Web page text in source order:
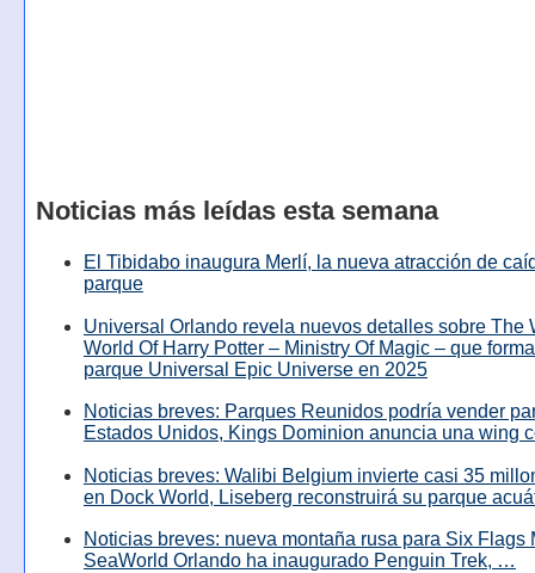
Noticias más leídas esta semana
El Tibidabo inaugura Merlí, la nueva atracción de
parque
Universal Orlando revela nuevos detalles sobre The
World Of Harry Potter – Ministry Of Magic – que
parque Universal Epic Universe en 2025
Noticias breves: Parques Reunidos podría vender
Estados Unidos, Kings Dominion anuncia una wing
Noticias breves: Walibi Belgium invierte casi 35
en Dock World, Liseberg reconstruirá su parque
Noticias breves: nueva montaña rusa para Six Flags
SeaWorld Orlando ha inaugurado Penguin Trek, …